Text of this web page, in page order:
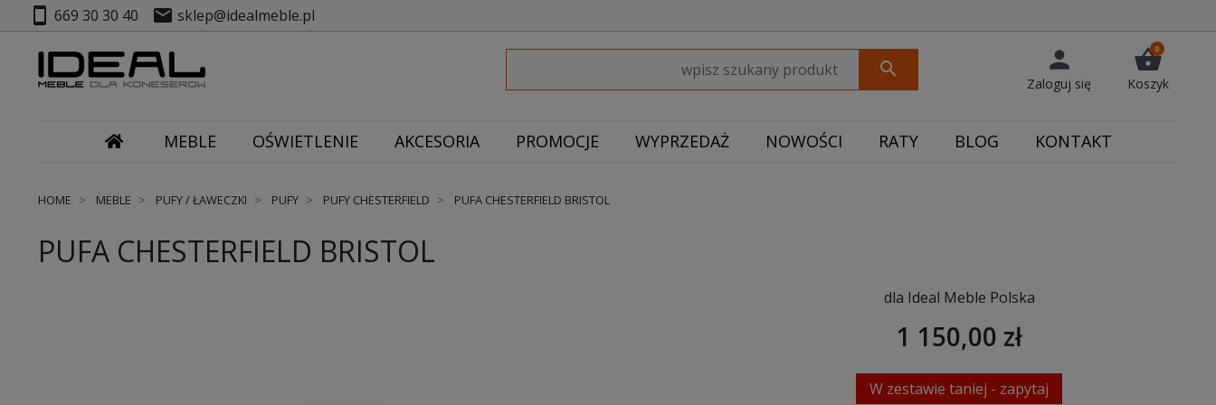
smartphone 669 30 30 40 mail sklep@idealmeble.pl
search person
Zaloguj się
shopping_basket
0
Koszyk
MEBLE OŚWIETLENIE AKCESORIA PROMOCJE WYPRZEDAŻ NOWOŚCI RATY BLOG KONTAKT
HOME MEBLE PUFY / ŁAWECZKI PUFY PUFY CHESTERFIELD PUFA CHESTERFIELD BRISTOL
PUFA CHESTERFIELD BRISTOL
dla Ideal Meble Polska
1 150,00 zł
W zestawie taniej - zapytaj